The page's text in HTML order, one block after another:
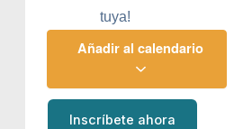
tuya!
Inscríbete ahora